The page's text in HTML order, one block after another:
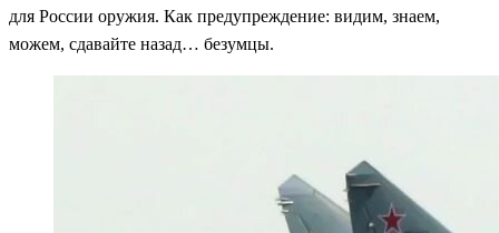
для России оружия. Как предупреждение: видим, знаем,
можем, сдавайте назад… безумцы.